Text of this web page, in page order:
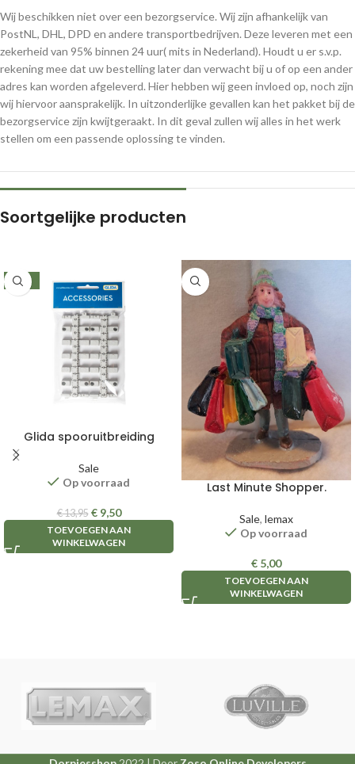
Wij beschikken niet over een bezorgservice. Wij zijn afhankelijk van
PostNL, DHL, DPD en andere transportbedrijven. Deze leveren met een
zekerheid van 95% binnen 24 uur( mits in Nederland). Houdt u er s.v.p.
rekening mee dat uw bestelling later dan verwacht bij u of op een ander
adres kan worden afgeleverd. Hier hebben wij geen invloed op, noch zijn
wij hiervoor aansprakelijk. In uitzonderlijke gevallen kan het pakket bij de
bezorgservice zijn kwijtgeraakt. In dit geval zullen wij alles in het werk
stellen om een passende oplossing te vinden.
Soortgelijke producten
-32%
Glida spooruitbreiding
Sale
Op voorraad
€13,95 €9,50
TOEVOEGEN AAN
WINKELWAGEN
Last Minute Shopper.
Sale, lemax
Op voorraad
€ 5,00
TOEVOEGEN AAN
WINKELWAGEN